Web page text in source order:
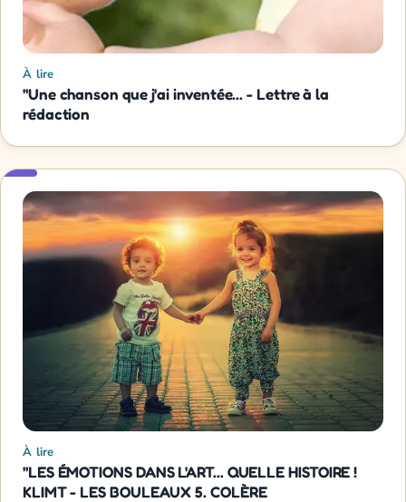
À lire
"Une chanson que j'ai inventée... - Lettre à la
rédaction
À lire
"LES ÉMOTIONS DANS L'ART... QUELLE HISTOIRE !
KLIMT - LES BOULEAUX 5. COLÈRE